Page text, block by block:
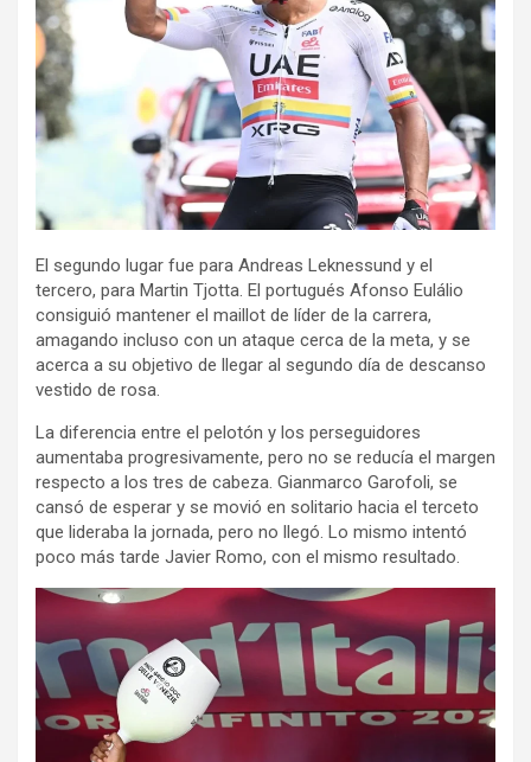
El segundo lugar fue para Andreas Leknessund y el
tercero, para Martin Tjotta. El portugués Afonso Eulálio
consiguió mantener el maillot de líder de la carrera,
amagando incluso con un ataque cerca de la meta, y se
acerca a su objetivo de llegar al segundo día de descanso
vestido de rosa.
La diferencia entre el pelotón y los perseguidores
aumentaba progresivamente, pero no se reducía el margen
respecto a los tres de cabeza. Gianmarco Garofoli, se
cansó de esperar y se movió en solitario hacia el terceto
que lideraba la jornada, pero no llegó. Lo mismo intentó
poco más tarde Javier Romo, con el mismo resultado.